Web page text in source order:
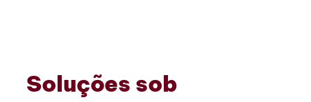
Soluções sob